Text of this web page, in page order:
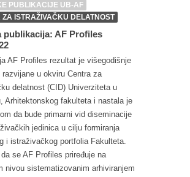
PUBLIKACIJE UB-AF
ZA ISTRAŽIVAČKU DELATNOST
publikacija: AF Profiles
AF Profiles rezultat je višegodišnje
u okviru Centra za
delatnost (CID) Univerziteta u
Arhitektonskog fakulteta i nastala je
da bude primarni vid diseminacije
jedinica u cilju formiranja
i istraživačkog portfolia Fakulteta.
se AF Profiles priređuje na
nivou sistematizovanim arhiviranjem